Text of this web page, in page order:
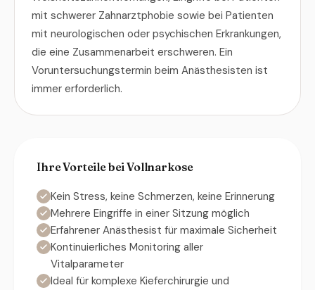
mit schwerer Zahnarztphobie sowie bei Patienten
mit neurologischen oder psychischen Erkrankungen,
die eine Zusammenarbeit erschweren. Ein
Voruntersuchungstermin beim Anästhesisten ist
immer erforderlich.
Ihre Vorteile bei Vollnarkose
Kein Stress, keine Schmerzen, keine Erinnerung
Mehrere Eingriffe in einer Sitzung möglich
Erfahrener Anästhesist für maximale Sicherheit
Kontinuierliches Monitoring aller
Vitalparameter
Ideal für komplexe Kieferchirurgie und